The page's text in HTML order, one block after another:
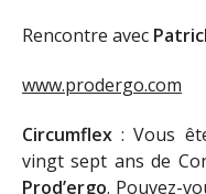
Rencontre avec
www.prodergo.com
Circumflex : Vous
vingt sept ans de
Prod’ergo. Pouvez-